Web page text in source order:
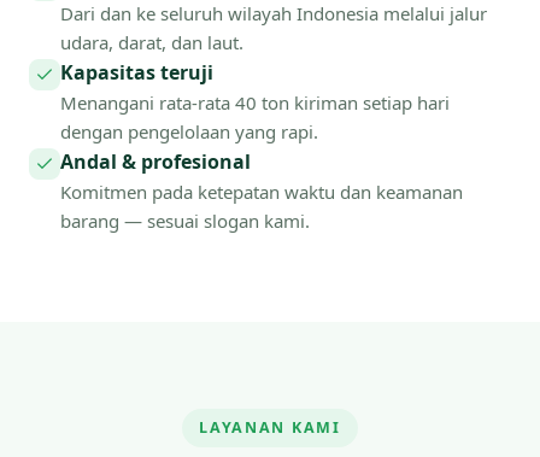
Dari dan ke seluruh wilayah Indonesia melalui jalur
udara, darat, dan laut.
Kapasitas teruji
Menangani rata-rata 40 ton kiriman setiap hari
dengan pengelolaan yang rapi.
Andal & profesional
Komitmen pada ketepatan waktu dan keamanan
barang — sesuai slogan kami.
LAYANAN KAMI